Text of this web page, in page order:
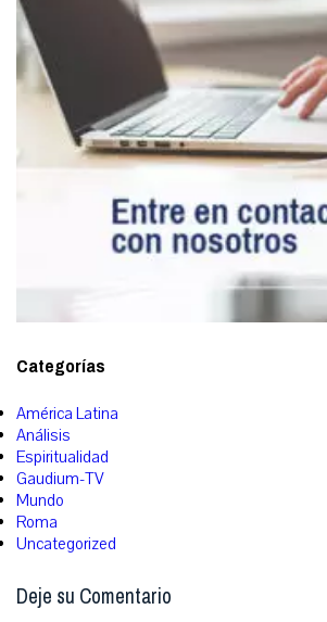
Categorías
América Latina
Análisis
Espiritualidad
Gaudium-TV
Mundo
Roma
Uncategorized
Deje su Comentario